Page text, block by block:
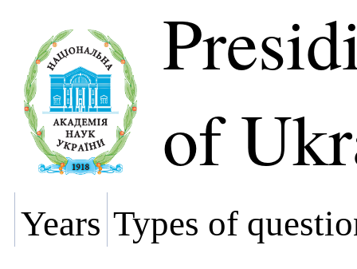
of
Years Types of